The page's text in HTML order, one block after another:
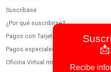
Recibe
Suscríbase
¿Por qué suscribirse?
Pagos con Tarjeta
Pagos especiales
Oficina Virtual miembros